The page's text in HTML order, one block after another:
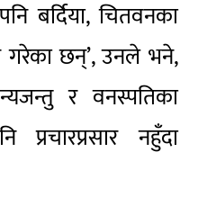
बर्दिया, चितवनका
गरेका छन्’, उनले भने,
र वनस्पतिका
प्रचारप्रसार नहुँदा